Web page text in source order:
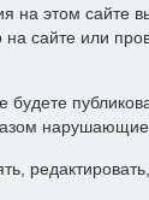
этом сайте
сайте или
нарушающие